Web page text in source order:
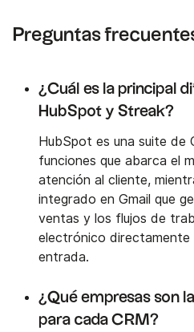
Preguntas
¿Cuál es la principal
HubSpot y Streak?
HubSpot es una suite de
funciones que abarca el
atención al cliente,
integrado en Gmail que
ventas y los flujos de
electrónico directamente
entrada.
¿Qué empresas son
para cada CRM?